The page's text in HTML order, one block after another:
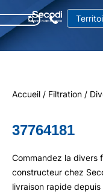
Accueil / Filtration /
37764181
Commandez la divers
constructeur chez
livraison rapide